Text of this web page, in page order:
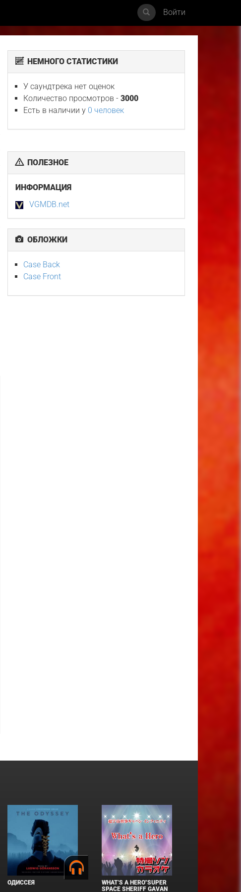
Войти
НЕМНОГО СТАТИСТИКИ
У саундтрека нет оценок
Количество просмотров -3000
Есть в наличии у 0 человек
ПОЛЕЗНОЕ
ИНФОРМАЦИЯ
VGMDB.net
ОБЛОЖКИ
Case Back
Case Front
ОДИССЕЯ
WHAT'S A HERO"SUPER
SPACE SHERIFF GAVAN